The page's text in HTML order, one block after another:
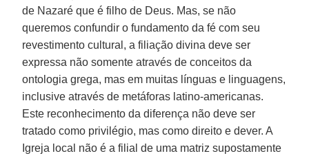
de Nazaré que é filho de Deus. Mas, se não
queremos confundir o fundamento da fé com seu
revestimento cultural, a filiação divina deve ser
expressa não somente através de conceitos da
ontologia grega, mas em muitas línguas e linguagens,
inclusive através de metáforas latino-americanas.
Este reconhecimento da diferença não deve ser
tratado como privilégio, mas como direito e dever. A
Igreja local não é a filial de uma matriz supostamente